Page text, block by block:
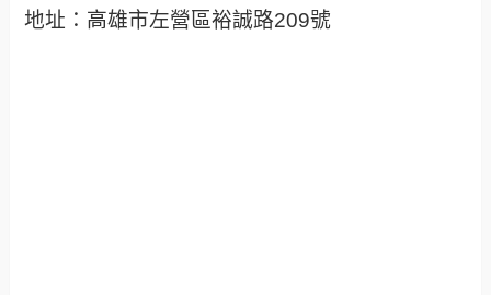
地址：高雄市左營區裕誠路209號